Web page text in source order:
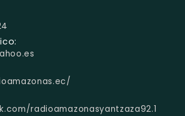
radioamazonasyantzaza92.1